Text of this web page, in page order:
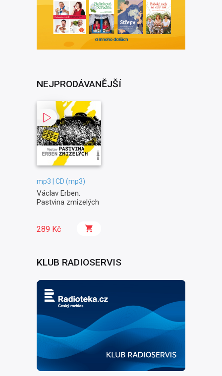
NEJPRODÁVANĚJŠÍ
mp3 | CD (mp3)
Václav Erben:
Pastvina zmizelých
289 Kč
KLUB RADIOSERVIS